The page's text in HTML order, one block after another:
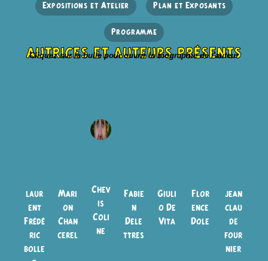
Expositions et Atelier Plan et Exposants
Programme
autrices et auteurs présents
Cliquez sur la bulle pour ouvrir la biographie de l'auteur
laur
ent
Frédé
ric
bolle
Mari
on
Chan
cerel
Chev
is
Coli
ne
Fabie
n
Dele
ttres
Giuli
o De
Vita
Flor
ence
Dole
jean
clau
de
four
nier